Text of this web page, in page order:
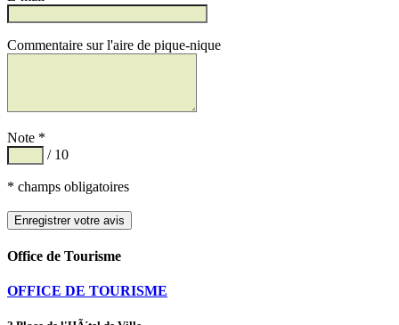
Commentaire sur l'aire de pique-nique
Note *
/ 10
* champs obligatoires
Office de Tourisme
OFFICE DE TOURISME